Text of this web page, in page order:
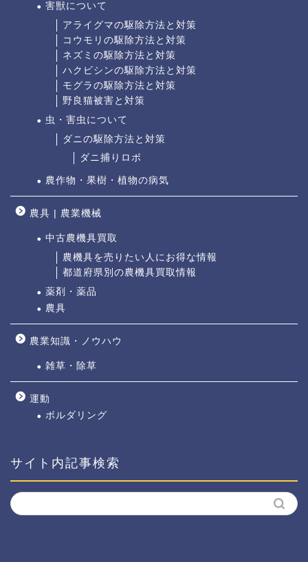
害獣について
アライグマの駆除方法と対策
コウモリの駆除方法と対策
ネズミの駆除方法と対策
ハクビシンの駆除方法と対策
モグラの駆除方法と対策
野良猫被害と対策
虫・害虫について
ダニの駆除方法と対策
ダニ捕りロボ
農作物・果樹・植物の病気
農具 | 農業機械
中古農機具買取
農機具を売りたい人にお得な情報
都道府県別の農機具買取情報
薬剤・薬品
農具
農業知識・ノウハウ
雑草・除草
運動
ボルダリング
サイト内記事検索